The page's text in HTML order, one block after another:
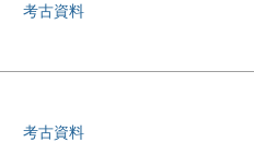
考古資料
考古資料